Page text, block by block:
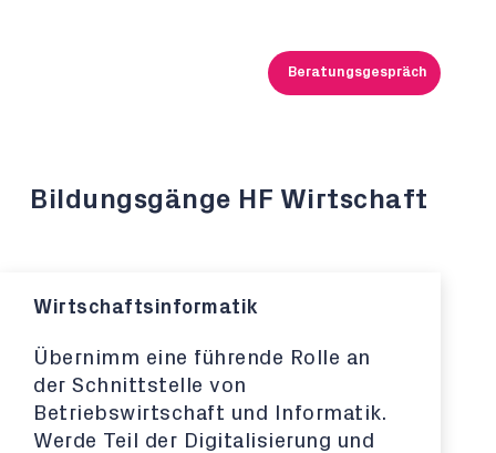
Beratungsgespräch
Bildungsgänge HF Wirtschaft
Wirtschaftsinformatik
Übernimm eine führende Rolle an
der Schnittstelle von
Betriebswirtschaft und Informatik.
Werde Teil der Digitalisierung und